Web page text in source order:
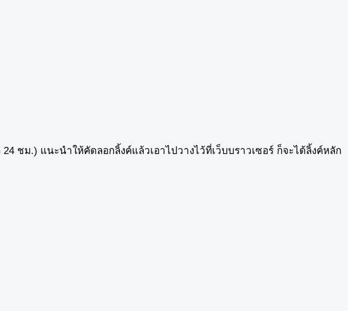
ชม.) แนะนำให้คัดลอกลิ้งค์แล้วเอาไปวางไว้ที่เว็บบราวเซอร์ ก็จะได้ลิ้งค์หลัก